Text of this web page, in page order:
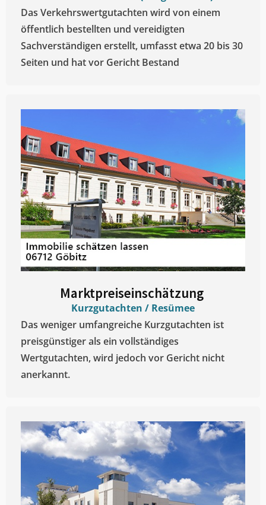
Das Verkehrswertgutachten wird von einem
öffentlich bestellten und vereidigten
Sachverständigen erstellt, umfasst etwa 20 bis 30
Seiten und hat vor Gericht Bestand
Marktpreiseinschätzung ​
Kurzgutachten / Resümee
Das weniger umfangreiche Kurzgutachten ist
preisgünstiger als ein vollständiges
Wertgutachten, wird jedoch vor Gericht nicht
anerkannt.